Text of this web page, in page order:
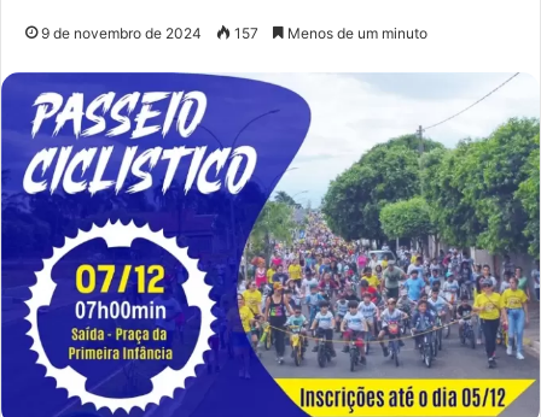
9 de novembro de 2024 157 Menos de um minuto